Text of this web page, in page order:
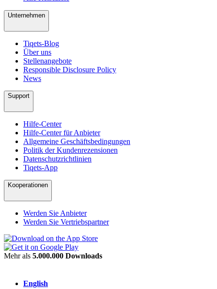
Unternehmen
Tiqets-Blog
Über uns
Stellenangebote
Responsible Disclosure Policy
News
Support
Hilfe-Center
Hilfe-Center für Anbieter
Allgemeine Geschäftsbedingungen
Politik der Kundenrezensionen
Datenschutzrichtlinien
Tiqets-App
Kooperationen
Werden Sie Anbieter
Werden Sie Vertriebspartner
Mehr als 5.000.000 Downloads
English